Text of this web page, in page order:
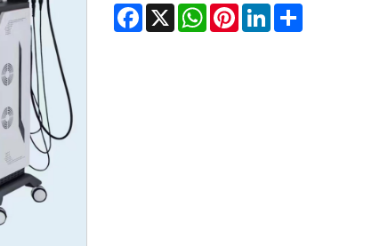
Facebook
X WhatsAppPinterestLinkedInShare